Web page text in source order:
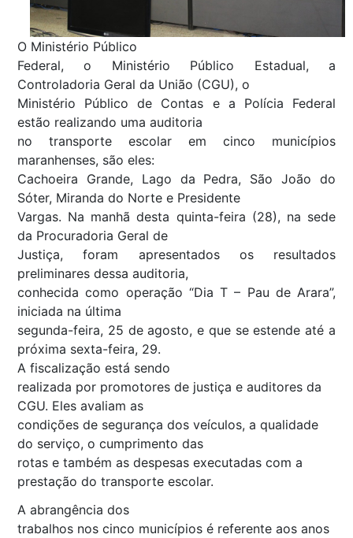
O Ministério Público
Federal, o Ministério Público Estadual, a
Controladoria Geral da União (CGU), o
Ministério Público de Contas e a Polícia Federal
estão realizando uma auditoria
no transporte escolar em cinco municípios
maranhenses, são eles:
Cachoeira Grande, Lago da Pedra, São João do
Sóter, Miranda do Norte e Presidente
Vargas. Na manhã desta quinta-feira (28), na sede
da Procuradoria Geral de
Justiça, foram apresentados os resultados
preliminares dessa auditoria,
conhecida como operação “Dia T – Pau de Arara”,
iniciada na última
segunda-feira, 25 de agosto, e que se estende até a
próxima sexta-feira, 29.
A fiscalização está sendo
realizada por promotores de justiça e auditores da
CGU. Eles avaliam as
condições de segurança dos veículos, a qualidade
do serviço, o cumprimento das
rotas e também as despesas executadas com a
prestação do transporte escolar.
A abrangência dos
trabalhos nos cinco municípios é referente aos anos